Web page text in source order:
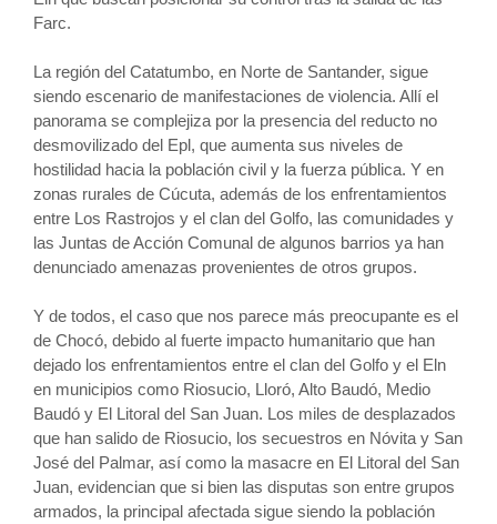
Farc.
La región del Catatumbo, en Norte de Santander, sigue
siendo escenario de manifestaciones de violencia. Allí el
panorama se complejiza por la presencia del reducto no
desmovilizado del Epl, que aumenta sus niveles de
hostilidad hacia la población civil y la fuerza pública. Y en
zonas rurales de Cúcuta, además de los enfrentamientos
entre Los Rastrojos y el clan del Golfo, las comunidades y
las Juntas de Acción Comunal de algunos barrios ya han
denunciado amenazas provenientes de otros grupos.
Y de todos, el caso que nos parece más preocupante es el
de Chocó, debido al fuerte impacto humanitario que han
dejado los enfrentamientos entre el clan del Golfo y el Eln
en municipios como Riosucio, Lloró, Alto Baudó, Medio
Baudó y El Litoral del San Juan. Los miles de desplazados
que han salido de Riosucio, los secuestros en Nóvita y San
José del Palmar, así como la masacre en El Litoral del San
Juan, evidencian que si bien las disputas son entre grupos
armados, la principal afectada sigue siendo la población